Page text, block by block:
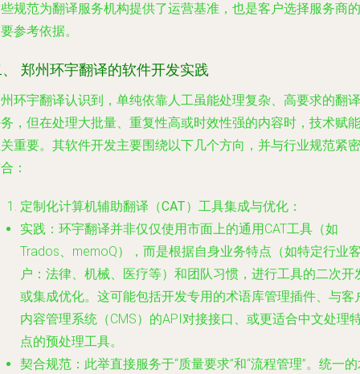
规范为翻译服务机构提供了运营基准，也是客户选择服务商的
参考依据。
郑州环宇翻译的软件开发实践
环宇翻译认识到，单纯依靠人工虽能处理复杂、高要求的翻译
，但在处理大批量、重复性高或时效性强的内容时，技术赋能
重要。其软件开发主要围绕以下几个方向，并与行业规范紧密
：
定制化计算机辅助翻译（CAT）工具集成与优化 ：
实践 ：环宇翻译并非仅仅使用市面上的通用CAT工具（如
Trados、memoQ），而是根据自身业务特点（如特定行业
户：法律、机械、医疗等）和团队习惯，进行工具的二次开
或集成优化。这可能包括开发专用的术语库管理插件、与客
内容管理系统（CMS）的API对接接口、或更适合中文处理
点的预处理工具。
契合规范 ：此举直接服务于“质量要求”和“流程管理”。统一